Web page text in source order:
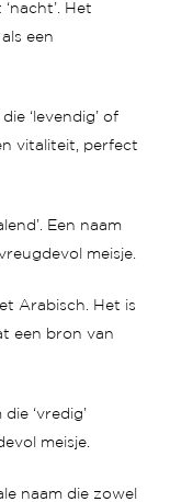
Het
een
‘levendig’ of
vitaliteit, perfect
Een naam
meisje.
Arabisch. Het is
een bron van
‘vredig’
meisje.
naam die zowel